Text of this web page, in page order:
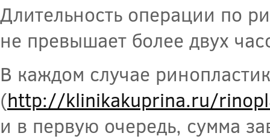
Длительность операции по
не превышает более двух
В каждом случае
(http://klinikakuprina.ru/
и в первую очередь, сумма